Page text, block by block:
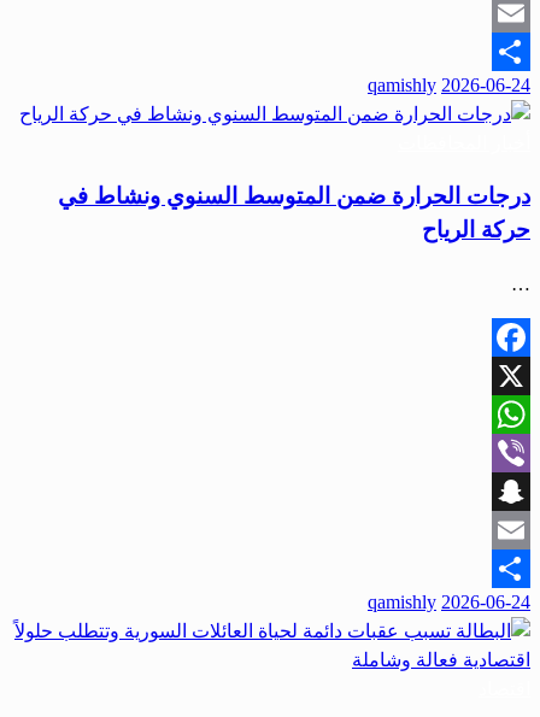
Snapchat
Email
Share
2026-06-24
qamishly
درجات الحرارة ضمن المتوسط السنوي ونشاط في
حركة الرياح
…
Facebook
X
WhatsApp
Viber
Snapchat
Email
Share
2026-06-24
qamishly